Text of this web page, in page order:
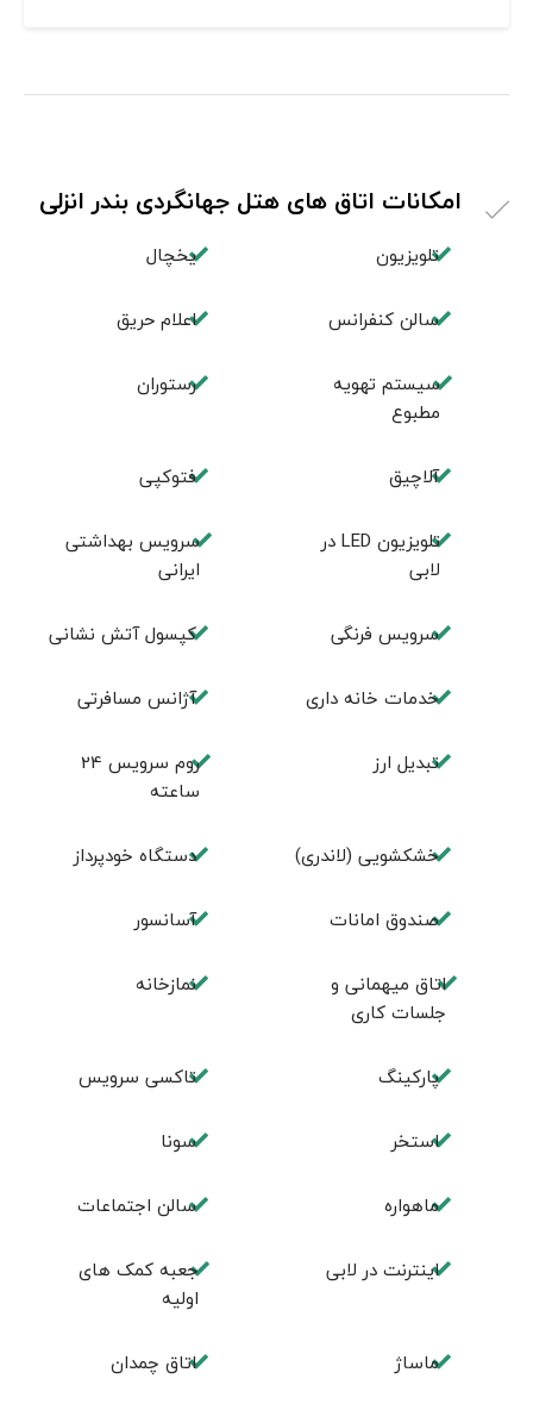
امکانات اتاق های هتل جهانگردی بندر انزلی
تلویزیون یخچال
سالن کنفرانس اعلام حریق
سیستم تهویه
مطبوع
رستوران
آلاچیق فتوکپی
تلویزیون LED در
لابی
سرویس بهداشتی
ایرانی
سرویس فرنگی کپسول آتش نشانی
خدمات خانه داری آژانس مسافرتی
تبديل ارز
روم سرويس 24
ساعته
خشکشویی (لاندری) دستگاه خودپرداز
صندوق امانات آسانسور
اتاق میهمانی و
جلسات کاری
نمازخانه
پارکینگ تاکسی سرویس
استخر سونا
ماهواره سالن اجتماعات
اینترنت در لابی
جعبه کمک های
اولیه
ماساژ اتاق چمدان